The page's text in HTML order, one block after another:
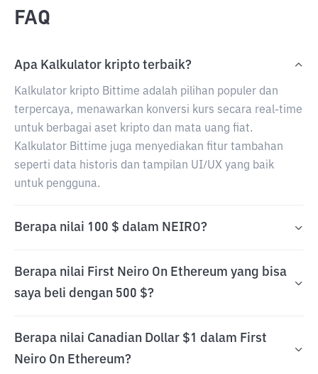
FAQ
Apa Kalkulator kripto terbaik?
Kalkulator kripto Bittime adalah pilihan populer dan
terpercaya, menawarkan konversi kurs secara real-time
untuk berbagai aset kripto dan mata uang fiat.
Kalkulator Bittime juga menyediakan fitur tambahan
seperti data historis dan tampilan UI/UX yang baik
untuk pengguna.
Berapa nilai 100 $ dalam NEIRO?
Berapa nilai First Neiro On Ethereum yang bisa
saya beli dengan 500 $?
Berapa nilai Canadian Dollar $1 dalam First
Neiro On Ethereum?